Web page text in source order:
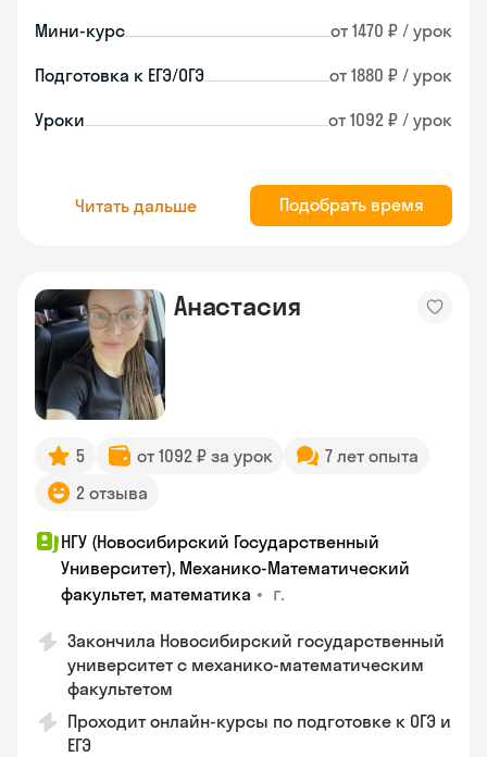
Мини-курс от 1470 ₽ / урок
Подготовка к ЕГЭ/ОГЭ от 1880 ₽ / урок
Уроки от 1092 ₽ / урок
Читать дальше Подобрать время
Анастасия
5 от 1092 ₽ за урок
7 лет опыта
2 отзыва
НГУ (Новосибирский Государственный
Университет), Механико-Математический
факультет, математика • г.
Закончилa Новосибирский государственный
университет с механико-математическим
факультетом
Проходит онлайн-курсы по подготовке к ОГЭ и
ЕГЭ